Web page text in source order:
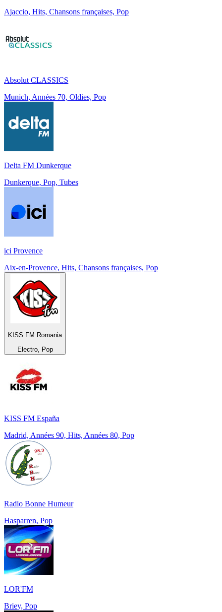
Ajaccio, Hits, Chansons françaises, Pop
Absolut CLASSICS
Munich, Années 70, Oldies, Pop
Delta FM Dunkerque
Dunkerque, Pop, Tubes
ici Provence
Aix-en-Provence, Hits, Chansons françaises, Pop
KISS FM Romania
Electro, Pop
KISS FM España
Madrid, Années 90, Hits, Années 80, Pop
Radio Bonne Humeur
Hasparren, Pop
LOR'FM
Briey, Pop